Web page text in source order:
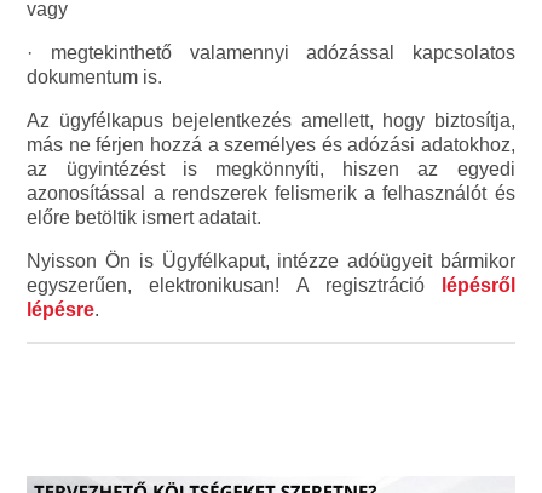
vagy
· megtekinthető valamennyi adózással kapcsolatos
dokumentum is.
Az ügyfélkapus bejelentkezés amellett, hogy biztosítja,
más ne férjen hozzá a személyes és adózási adatokhoz,
az ügyintézést is megkönnyíti, hiszen az egyedi
azonosítással a rendszerek felismerik a felhasználót és
előre betöltik ismert adatait.
Nyisson Ön is Ügyfélkaput, intézze adóügyeit bármikor
egyszerűen, elektronikusan! A regisztráció
lépésről
lépésre.